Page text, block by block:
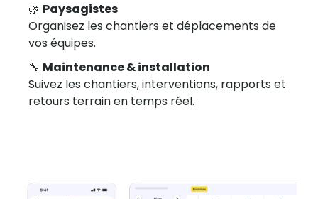
🌿 Paysagistes
Organisez les chantiers et déplacements de
vos équipes.
🔧 Maintenance & installation
Suivez les chantiers, interventions, rapports et
retours terrain en temps réel.